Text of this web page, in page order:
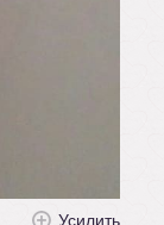
Усилить